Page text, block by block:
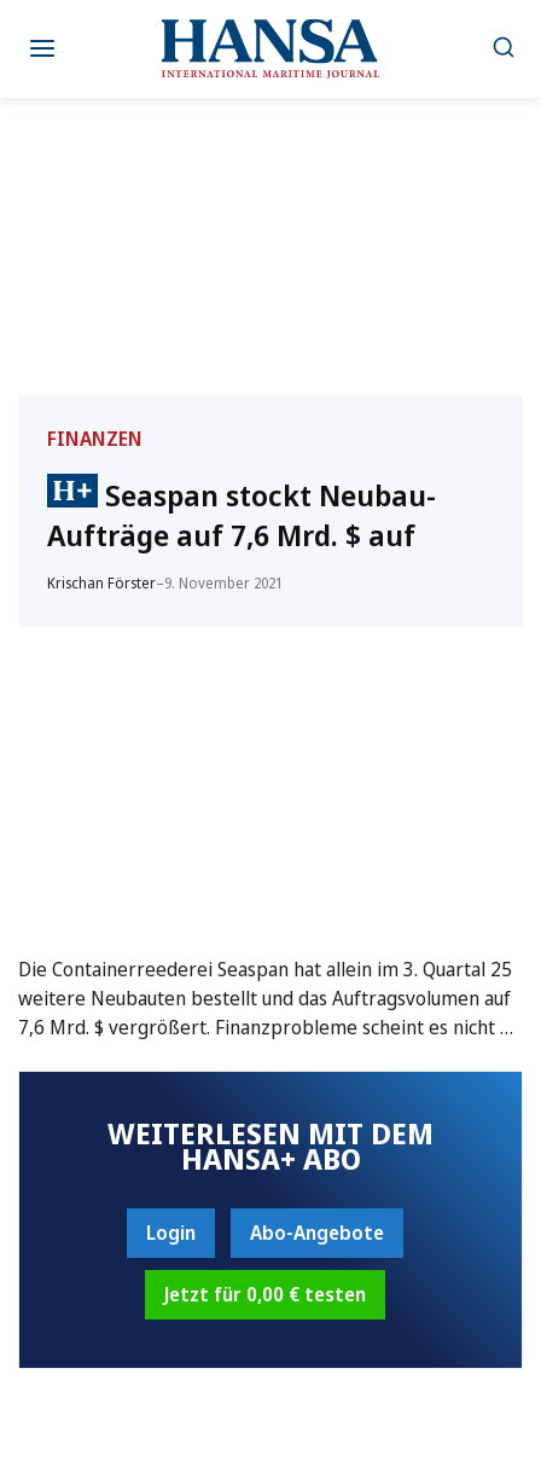
Inhalt
FINANZEN
Seaspan stockt Neubau-
Aufträge auf 7,6 Mrd. $ auf
Krischan Förster–9. November 2021
Die Containerreederei Seaspan hat allein im 3. Quartal 25
weitere Neubauten bestellt und das Auftragsvolumen auf
7,6 Mrd. $ vergrößert. Finanzprobleme scheint es nicht …
WEITERLESEN MIT DEM
HANSA+ ABO
Login Abo-Angebote
Jetzt für 0,00 € testen